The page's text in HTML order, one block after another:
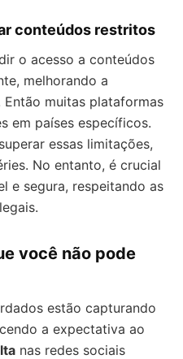
conteúdos restritos
o acesso a conteúdos
melhorando a
Então muitas plataformas
em países específicos.
essas limitações,
No entanto, é crucial
e segura, respeitando as
você não pode
estão capturando
a expectativa ao
nas redes sociais